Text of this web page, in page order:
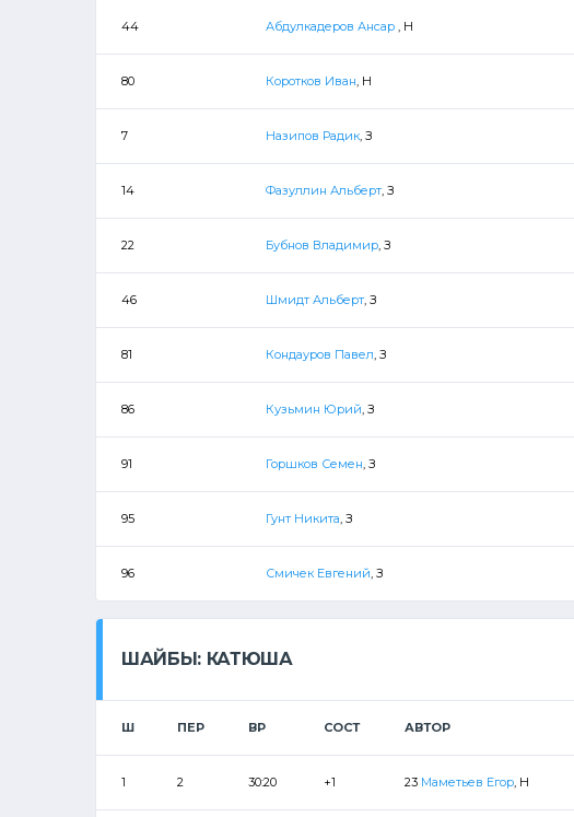
44 Абдулкадеров Ансар , Н
80 Коротков Иван , Н
7 Назипов Радик , З
14 Фазуллин Альберт , З
22 Бубнов Владимир , З
46 Шмидт Альберт , З
81 Кондауров Павел , З
86 Кузьмин Юрий , З
91 Горшков Семен , З
95 Гунт Никита , З
96 Смичек Евгений , З
ШАЙБЫ: КАТЮША
Ш ПЕР ВР СОСТ АВТОР
1 2 30:20 +1 23 Маметьев Егор , Н